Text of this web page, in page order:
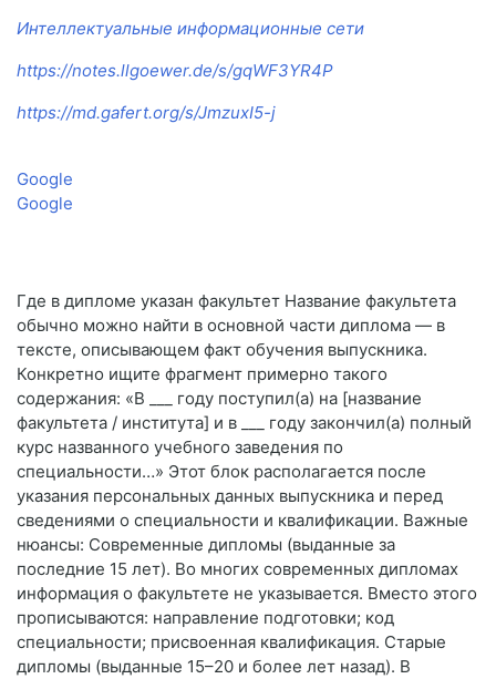
Интеллектуальные информационные сети
https://notes.llgoewer.de/s/gqWF3YR4P
https://md.gafert.org/s/JmzuxI5-j
Google
Google
Где в дипломе указан факультет Название факультета
обычно можно найти в основной части диплома — в
тексте, описывающем факт обучения выпускника.
Конкретно ищите фрагмент примерно такого
содержания: «В ___ году поступил(а) на [название
факультета / института] и в ___ году закончил(а) полный
курс названного учебного заведения по
специальности…» Этот блок располагается после
указания персональных данных выпускника и перед
сведениями о специальности и квалификации. Важные
нюансы: Современные дипломы (выданные за
последние 15 лет). Во многих современных дипломах
информация о факультете не указывается. Вместо этого
прописываются: направление подготовки; код
специальности; присвоенная квалификация. Старые
дипломы (выданные 15–20 и более лет назад). В